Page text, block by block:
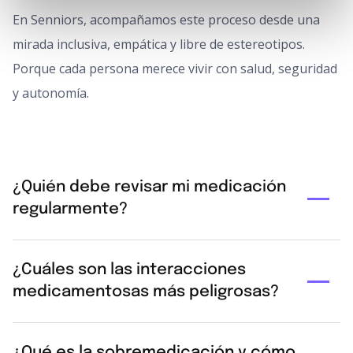
En Senniors, acompañamos este proceso desde una
mirada inclusiva, empática y libre de estereotipos.
Porque cada persona merece vivir con salud, seguridad
y autonomía.
¿Quién debe revisar mi medicación
regularmente?
farmacéutico cada 3-6 meses y otros especialistas
cuando prescriban cambios. Pide una consulta de
farmacoterapia si necesitas ajustes frecuentes. Anota
qué medicinas van bien y cuáles molestan. Lleva un
¿Cuáles son las interacciones
medicamentosas más peligrosas?